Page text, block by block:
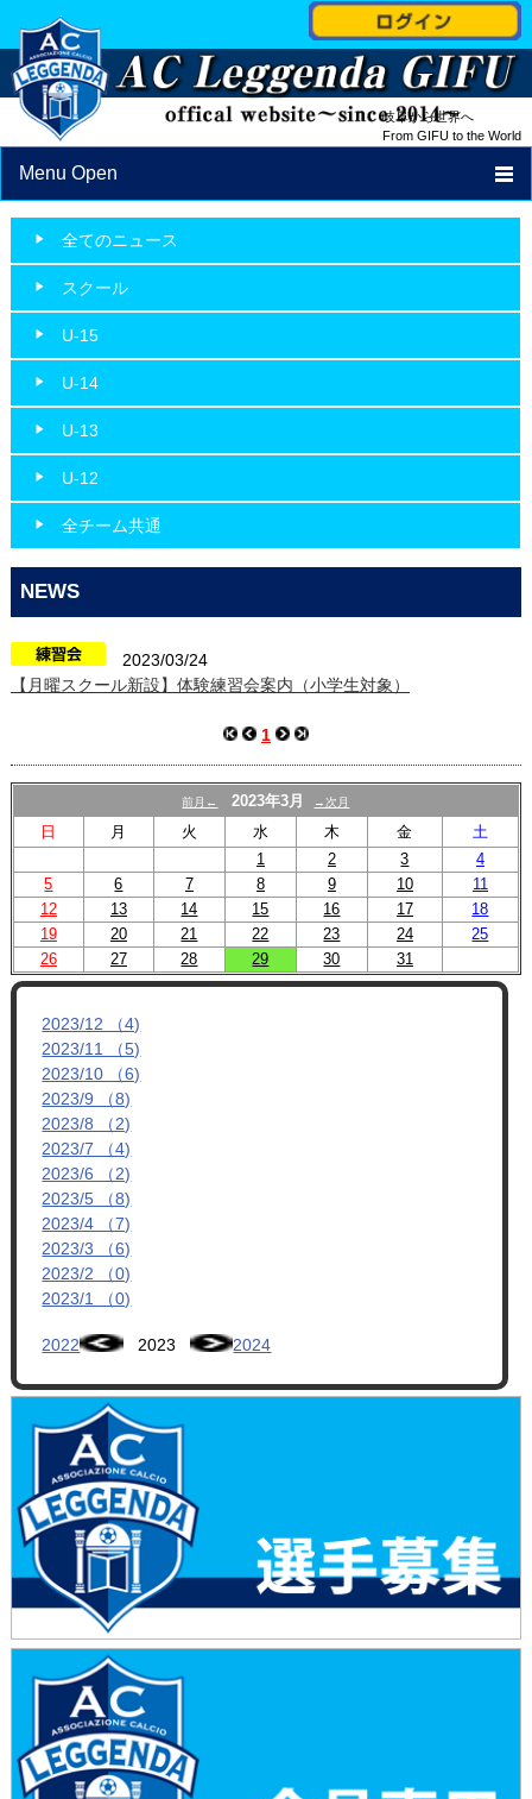
岐阜から世界へ
From GIFU to the World
Menu Open
CONTACT
全てのニュース
スクール
U-15
U-14
U-13
U-12
全チーム共通
NEWS
2023/03/24
【月曜スクール新設】体験練習会案内（小学生対象）
1
前月← 2023年3月 →次月
日 月 火 水 木 金
土
1
2 3
4
5
6 7 8 9 10
11
12
13 14 15 16 17
18
19
20 21 22 23 24
25
26
27 28 29 30 31
2023/12 （4)
2023/11 （5)
2023/10 （6)
2023/9 （8)
2023/8 （2)
2023/7 （4)
2023/6 （2)
2023/5 （8)
2023/4 （7)
2023/3 （6)
2023/2 （0)
2023/1 （0)
2022 2023 2024